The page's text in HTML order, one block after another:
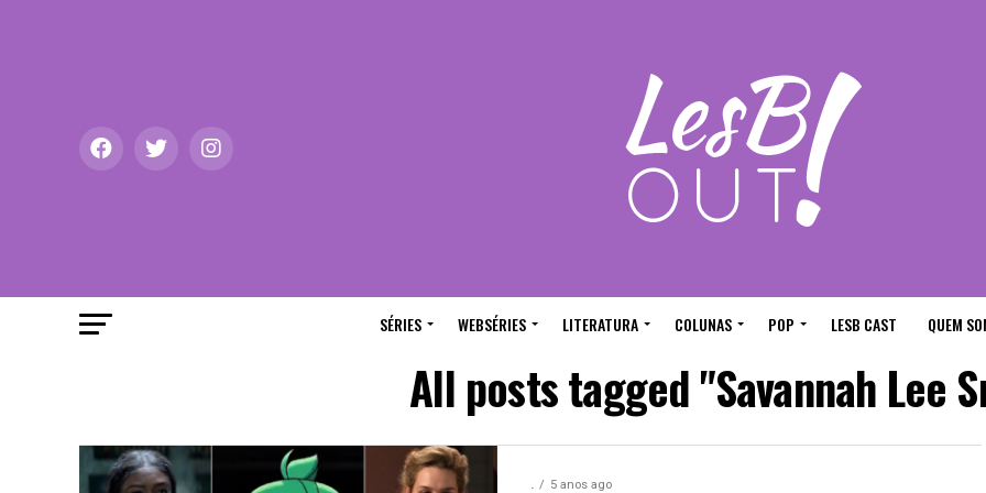
SÉRIES WEBSÉRIES LITERATURA COLUNAS POP LESB CAST QUEM
All posts tagged "Savannah Lee
. 5 anos ago